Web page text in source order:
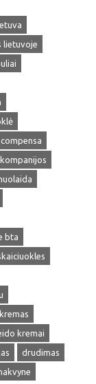
lietuvoje
bta
kremai
drudimas